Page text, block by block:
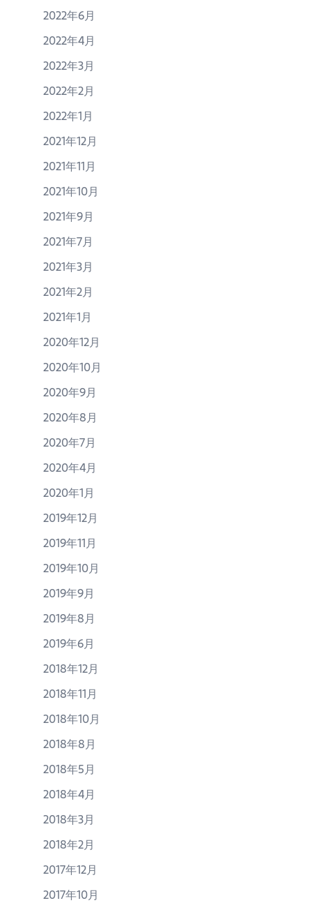
2022年6月
2022年4月
2022年3月
2022年2月
2022年1月
2021年12月
2021年11月
2021年10月
2021年9月
2021年7月
2021年3月
2021年2月
2021年1月
2020年12月
2020年10月
2020年9月
2020年8月
2020年7月
2020年4月
2020年1月
2019年12月
2019年11月
2019年10月
2019年9月
2019年8月
2019年6月
2018年12月
2018年11月
2018年10月
2018年8月
2018年5月
2018年4月
2018年3月
2018年2月
2017年12月
2017年10月